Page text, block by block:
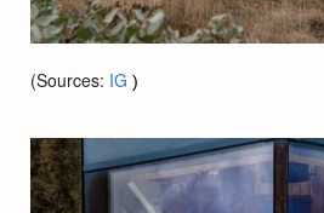
(Sources: IG )